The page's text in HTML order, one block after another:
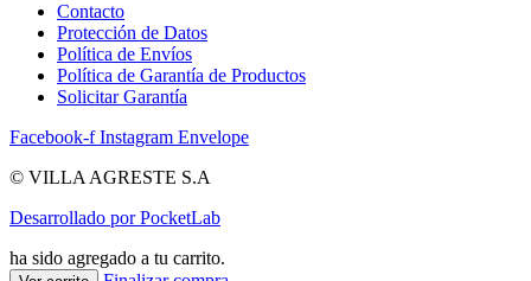
Contacto
Protección de Datos
Política de Envíos
Política de Garantía de Productos
Solicitar Garantía
Facebook-f Instagram Envelope
© VILLA AGRESTE S.A
Desarrollado por PocketLab
ha sido agregado a tu carrito.